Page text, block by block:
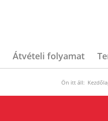
Átvételi folyamat
Ön itt áll: